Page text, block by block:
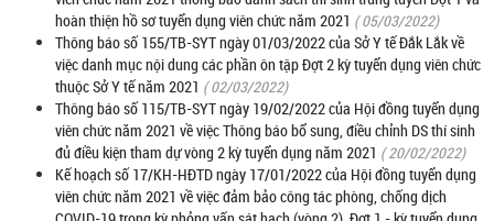
hoàn thiện hồ sơ tuyển dụng viên chức năm 2021 ( 05/03/2022)
Thông báo số 155/TB-SYT ngày 01/03/2022 của Sở Y tế Đắk Lắk về
việc danh mục nội dung các phần ôn tập Đợt 2 kỳ tuyển dụng viên chức
thuộc Sở Y tế năm 2021 ( 02/03/2022)
Thông báo số 115/TB-SYT ngày 19/02/2022 của Hội đồng tuyển dụng
viên chức năm 2021 về việc Thông báo bổ sung, điều chỉnh DS thí sinh
đủ điều kiện tham dự vòng 2 kỳ tuyển dụng năm 2021 ( 20/02/2022)
Kế hoạch số 17/KH-HĐTD ngày 17/01/2022 của Hội đồng tuyển dụng
viên chức năm 2021 về việc đảm bảo công tác phòng, chống dịch